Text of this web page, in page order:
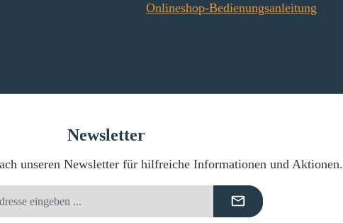
Onlineshop-Bedienungsanleitung
Newsletter
unseren Newsletter für hilfreiche Informationen und Aktionen.